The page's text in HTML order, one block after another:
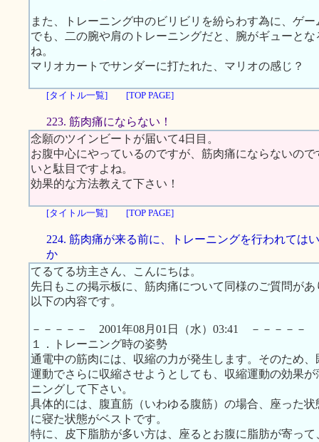
また、トレーニング中のビリビリを紛らわす為に、ゲ
でも、二の腕や肩のトレーニングだと、腕がギューと
ね。
マリオカートでサンダーに打たれた、マリオの感じ？
[タイトル一覧] [TOP PAGE]
223. 筋肉痛にならない！
念願のツインビートが届いて4日目。
お腹中心にやっているのですが、筋肉痛にならないの
いと駄目ですよね。
効果的な方法教えて下さい！
[タイトル一覧] [TOP PAGE]
224. 筋肉痛が来る前に、トレーニングを行われては
か
てるてる坊主さん、こんにちは。
先日もこの掲示板に、筋肉痛について同様のご質問が
以下の内容です。
－－－－－ 2001年08月01日（水）03:41 －－－－－
１．トレーニング時の姿勢
通電中の筋肉には、収縮の力が発生します。そのため
運動でさらに収縮させようとしても、収縮運動の効果
ニングして下さい。
具体的には、腹直筋（いわゆる腹筋）の場合、座った
に寝た状態がベストです。
特に、皮下脂肪が多い方は、座るとお腹に脂肪が寄っ